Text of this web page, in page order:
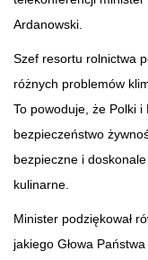
Ardanowski.
Szef resortu rolnictwa
różnych problemów
To powoduje, że Polki
bezpieczeństwo
bezpieczne i
kulinarne.
Minister podziękował
jakiego Głowa